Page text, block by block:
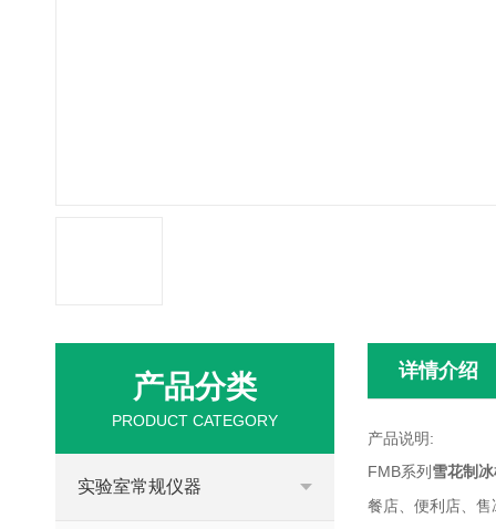
详情介绍
产品说明:
FMB系列 雪花制
餐店、便利店、
产品分类
PRODUCT CATEGORY
实验室常规仪器